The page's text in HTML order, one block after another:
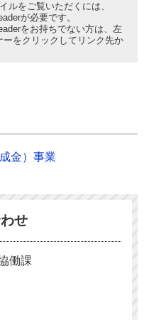
ルをご覧いただくには、
が必要です。
をお持ちでない方は、左
をクリックしてリンク先か
金）事業
せ
働課